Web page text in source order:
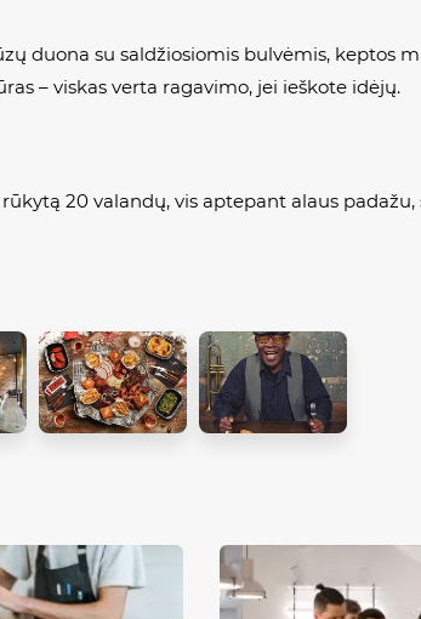
duona su saldžiosiomis bulvėmis, keptos
– viskas verta ragavimo, jei ieškote idėjų.
20 valandų, vis aptepant alaus